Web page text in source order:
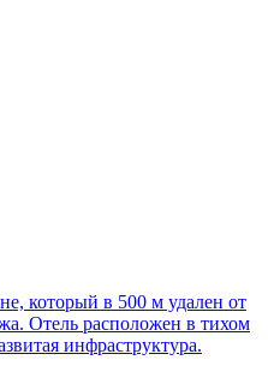
который в 500 м удален от
Отель расположен в тихом
инфраструктура.